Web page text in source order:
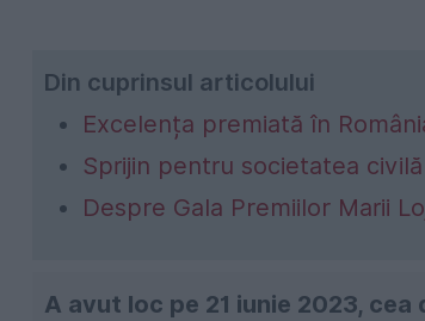
Din cuprinsul articolului
Excelența premiată în
Sprijin pentru societatea civilă
Despre Gala Premiilor Marii
A avut loc pe 21 iunie 2023,